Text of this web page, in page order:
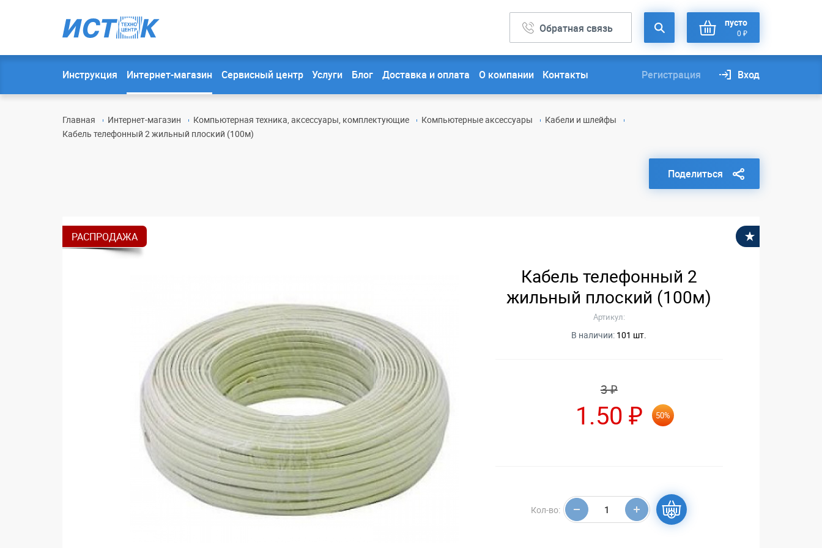
Обратная связь пусто
0 ₽
Инструкция Интернет-магазин Сервисный центр Услуги Блог Доставка и оплата О компании Контакты Регистрация Вход
Главная Интернет-магазин Компьютерная техника, аксессуары, комплектующие Компьютерные аксессуары
Кабели и шлейфы
Кабель телефонный 2 жильный плоский (100м)
Поделиться
РАСПРОДАЖА
Кабель телефонный 2
жильный плоский (100м)
Артикул:
В наличии: 101 шт.
3 ₽
1.50 ₽ 50%
Кол-во: